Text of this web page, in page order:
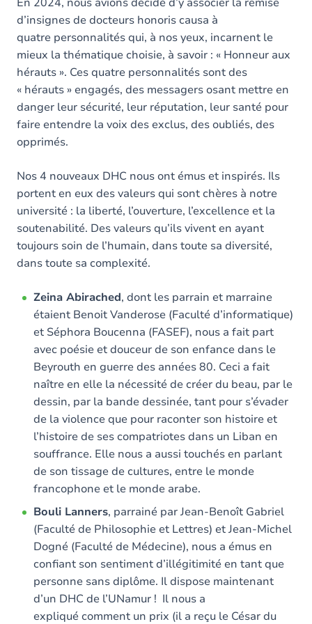
d’insignes de docteurs honoris causa à
quatre personnalités qui, à nos yeux, incarnent le
mieux la thématique choisie, à savoir : « Honneur aux
hérauts ». Ces quatre personnalités sont des
« hérauts » engagés, des messagers osant mettre en
danger leur sécurité, leur réputation, leur santé pour
faire entendre la voix des exclus, des oubliés, des
opprimés.
Nos 4 nouveaux DHC nous ont émus et inspirés. Ils
portent en eux des valeurs qui sont chères à notre
université : la liberté, l’ouverture, l’excellence et la
soutenabilité. Des valeurs qu’ils vivent en ayant
toujours soin de l’humain, dans toute sa diversité,
dans toute sa complexité.
Zeina Abirached, dont les parrain et marraine
étaient Benoit Vanderose (Faculté d’informatique)
et Séphora Boucenna (FASEF), nous a fait part
avec poésie et douceur de son enfance dans le
Beyrouth en guerre des années 80. Ceci a fait
naître en elle la nécessité de créer du beau, par le
dessin, par la bande dessinée, tant pour s’évader
de la violence que pour raconter son histoire et
l’histoire de ses compatriotes dans un Liban en
souffrance. Elle nous a aussi touchés en parlant
de son tissage de cultures, entre le monde
francophone et le monde arabe.
Bouli Lanners, parrainé par Jean-Benoît Gabriel
(Faculté de Philosophie et Lettres) et Jean-Michel
Dogné (Faculté de Médecine), nous a émus en
confiant son sentiment d’illégitimité en tant que
personne sans diplôme. Il dispose maintenant
d’un DHC de l’UNamur ! Il nous a
expliqué comment un prix (il a reçu le César du